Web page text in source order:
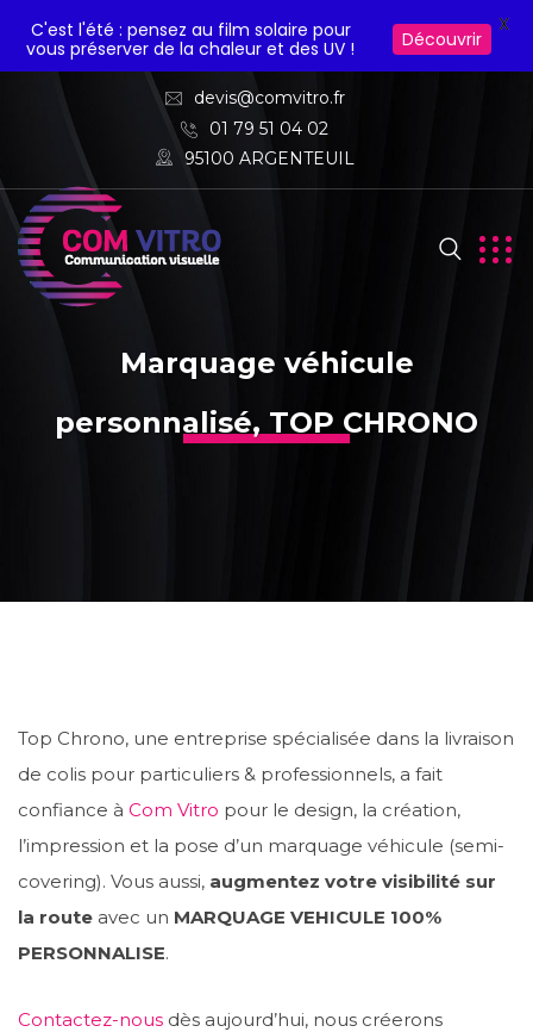
devis@comvitro.fr
01 79 51 04 02
95100 ARGENTEUIL
Marquage véhicule
personnalisé, TOP CHRONO
Top Chrono, une entreprise spécialisée dans la livraison
de colis pour particuliers & professionnels, a fait
confiance à Com Vitro pour le design, la création,
l’impression et la pose d’un marquage véhicule (semi-
covering). Vous aussi, augmentez votre visibilité sur
la route avec un MARQUAGE VEHICULE 100%
PERSONNALISE.
Contactez-nous dès aujourd’hui, nous créerons
C'est l'été : pensez au film solaire pour
vous préserver de la chaleur et des UV !
Découvrir
X